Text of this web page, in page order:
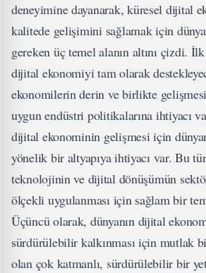
deneyimine dayanarak, küresel dijital
kalitede gelişimini sağlamak için
gereken üç temel alanın altını çizdi.
dijital ekonomiyi tam olarak
ekonomilerin derin ve birlikte
uygun endüstri politikalarına ihtiyacı
dijital ekonominin gelişmesi için
yönelik bir altyapıya ihtiyacı var. Bu
teknolojinin ve dijital dönüşümün
ölçekli uygulanması için sağlam bir
Üçüncü olarak, dünyanın dijital
sürdürülebilir kalkınması için mutlak
olan çok katmanlı, sürdürülebilir bir